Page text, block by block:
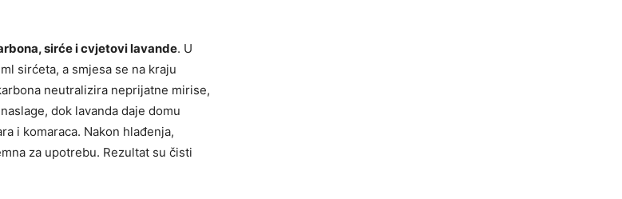
sirće i cvjetovi lavande. U
sirćeta, a smjesa se na kraju
neutralizira neprijatne mirise,
dok lavanda daje domu
i komaraca. Nakon hlađenja,
za upotrebu. Rezultat su čisti